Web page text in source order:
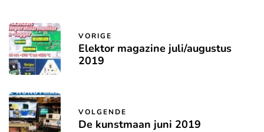
VORIGE
Elektor magazine juli/augustus
2019
VOLGENDE
De kunstmaan juni 2019